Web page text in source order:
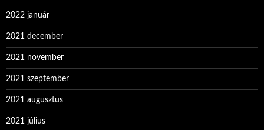
2022 január
2021 december
2021 november
2021 szeptember
2021 augusztus
2021 július